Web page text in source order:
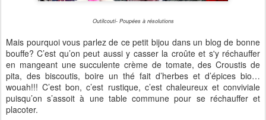
Outilcouti- Poupées à résolutions
Mais pourquoi vous parlez de ce petit bijou dans un blog de bonne
bouffe? C’est qu’on peut aussi y casser la croûte et s'y réchauffer
en mangeant une succulente crème de tomate, des Croustis de
pita, des biscoutis, boire un thé fait d’herbes et d’épices bio…
wouah!!! C’est bon, c’est rustique, c’est chaleureux et conviviale
puisqu’on s’assoit à une table commune pour se réchauffer et
placoter.